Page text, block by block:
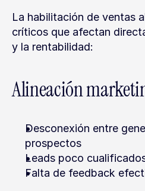
La habilitación de ventas
críticos que afectan
y la rentabilidad:
Alineación
Desconexión entre
prospectos
Leads poco
Falta de feedback